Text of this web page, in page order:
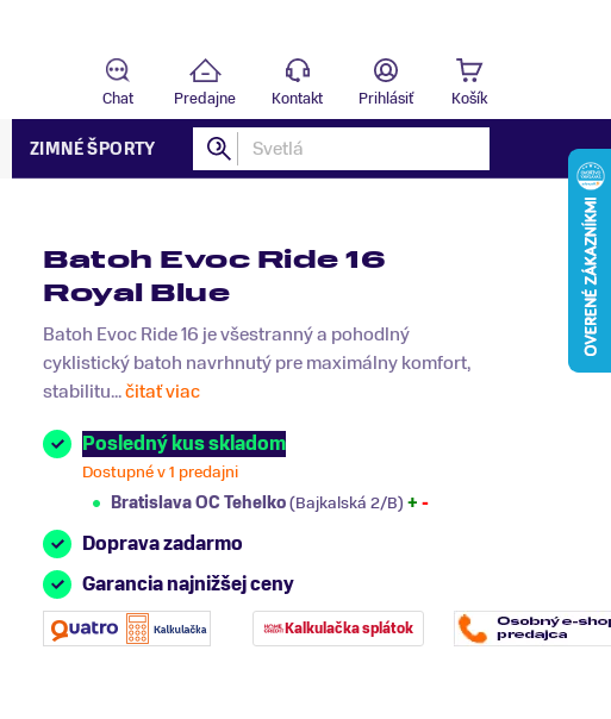
Chat Predajne Kontakt Prihlásiť Košík
ZIMNÉ ŠPORTY
Batoh Evoc Ride 16
Royal Blue
Batoh Evoc Ride 16 je všestranný a pohodlný
cyklistický batoh navrhnutý pre maximálny komfort,
stabilitu...čitať viac
Posledný kus skladom
Dostupné v 1 predajni
Bratislava OC Tehelko(Bajkalská 2/B) + -
Doprava zadarmo
Garancia najnižšej ceny
Kalkulačka splátok